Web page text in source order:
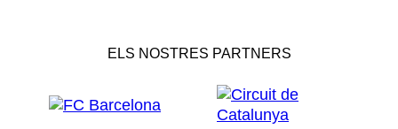
ELS NOSTRES PARTNERS